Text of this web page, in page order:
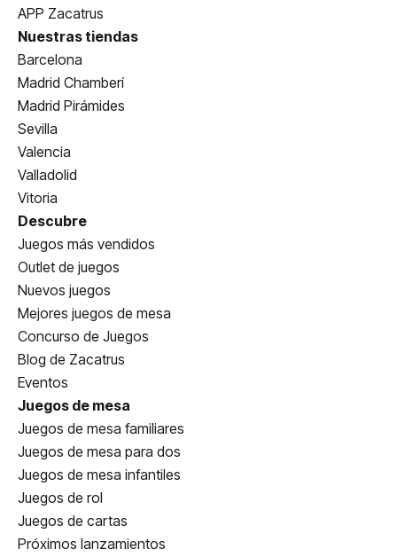
APP Zacatrus
Nuestras tiendas
Barcelona
Madrid Chamberí
Madrid Pirámides
Sevilla
Valencia
Valladolid
Vitoria
Descubre
Juegos más vendidos
Outlet de juegos
Nuevos juegos
Mejores juegos de mesa
Concurso de Juegos
Blog de Zacatrus
Eventos
Juegos de mesa
Juegos de mesa familiares
Juegos de mesa para dos
Juegos de mesa infantiles
Juegos de rol
Juegos de cartas
Próximos lanzamientos